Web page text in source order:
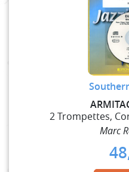
2 Trompettes,
Marc